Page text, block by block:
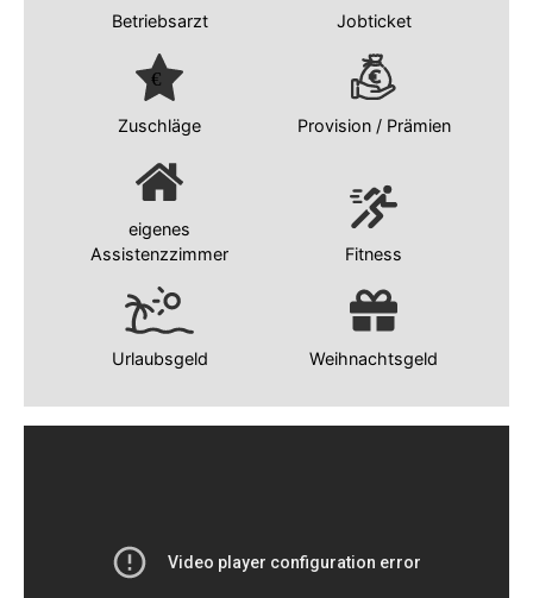
Betriebsarzt Jobticket
Zuschläge Provision / Prämien
eigenes
Assistenzzimmer
Fitness
Urlaubsgeld Weihnachtsgeld